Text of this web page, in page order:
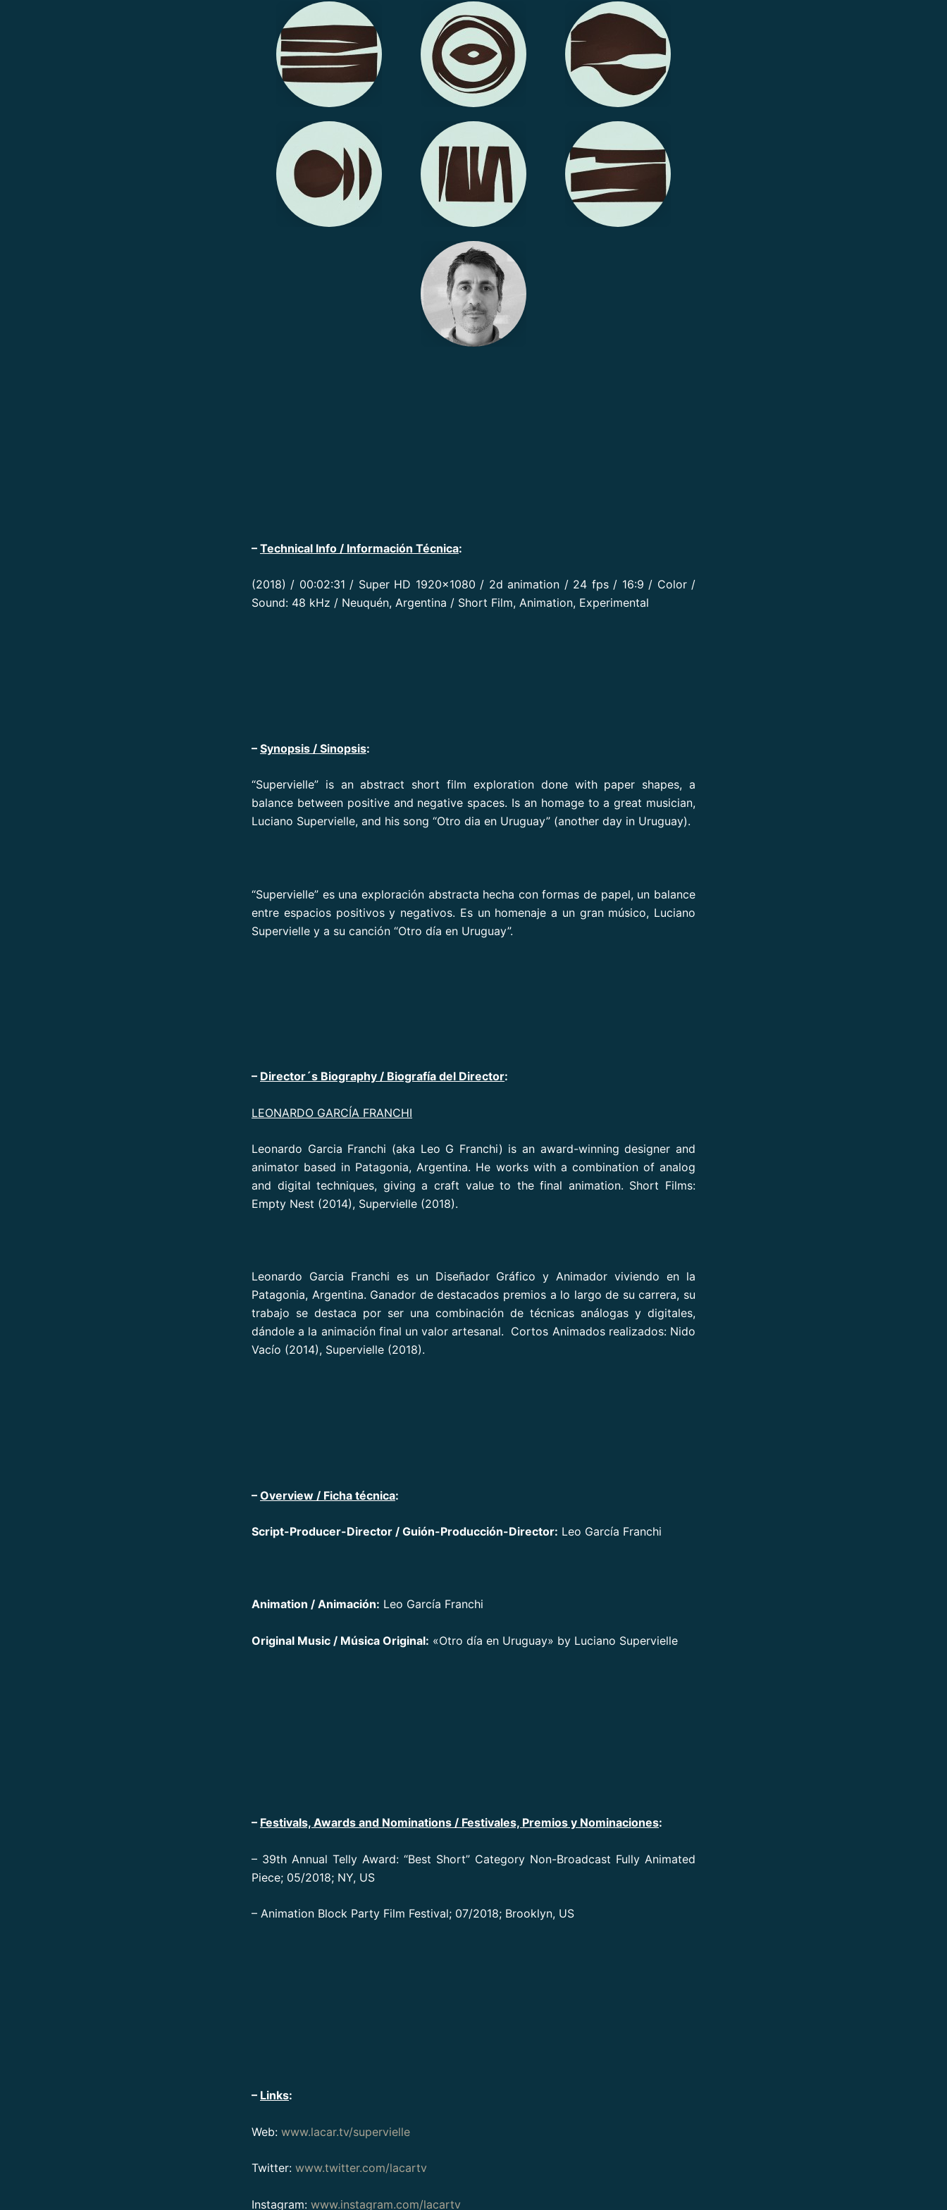
– Technical Info / Información Técnica:
(2018) / 00:02:31 / Super HD 1920×1080 / 2d animation / 24 fps / 16:9 / Color /
Sound: 48 kHz / Neuquén, Argentina / Short Film, Animation, Experimental
– Synopsis / Sinopsis:
“Supervielle” is an abstract short film exploration done with paper shapes, a
balance between positive and negative spaces. Is an homage to a great musician,
Luciano Supervielle, and his song “Otro dia en Uruguay” (another day in Uruguay).
“Supervielle” es una exploración abstracta hecha con formas de papel, un balance
entre espacios positivos y negativos. Es un homenaje a un gran músico, Luciano
Supervielle y a su canción “Otro día en Uruguay”.
– Director´s Biography / Biografía del Director:
LEONARDO GARCÍA FRANCHI
Leonardo Garcia Franchi (aka Leo G Franchi) is an award-winning designer and
animator based in Patagonia, Argentina. He works with a combination of analog
and digital techniques, giving a craft value to the final animation. Short Films:
Empty Nest (2014), Supervielle (2018).
Leonardo Garcia Franchi es un Diseñador Gráfico y Animador viviendo en la
Patagonia, Argentina. Ganador de destacados premios a lo largo de su carrera, su
trabajo se destaca por ser una combinación de técnicas análogas y digitales,
dándole a la animación final un valor artesanal. Cortos Animados realizados: Nido
Vacío (2014), Supervielle (2018).
– Overview / Ficha técnica:
Script-Producer-Director / Guión-Producción-Director: Leo García Franchi
Animation / Animación: Leo García Franchi
Original Music / Música Original: «Otro día en Uruguay» by Luciano Supervielle
– Festivals, Awards and Nominations / Festivales, Premios y Nominaciones:
– 39th Annual Telly Award: “Best Short” Category Non-Broadcast Fully Animated
Piece; 05/2018; NY, US
– Animation Block Party Film Festival; 07/2018; Brooklyn, US
– Links:
Web: www.lacar.tv/supervielle
Twitter: www.twitter.com/lacartv
Instagram: www.instagram.com/lacartv